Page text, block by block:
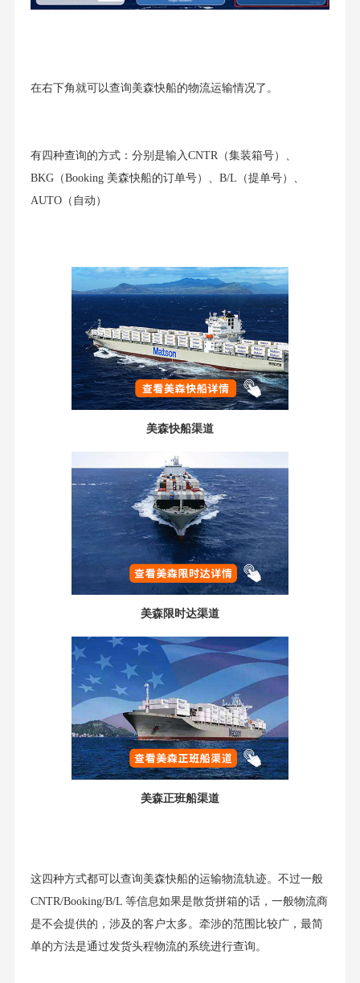
在右下角就可以查询美森快船的物流运输情况了。
有四种查询的方式：分别是输入CNTR（集装箱号）、
BKG（Booking 美森快船的订单号）、B/L（提单号）、
AUTO（自动）
美森快船渠道
美森限时达渠道
美森正班船渠道
这四种方式都可以查询美森快船的运输物流轨迹。不过一般
CNTR/Booking/B/L 等信息如果是散货拼箱的话，一般物流商
是不会提供的，涉及的客户太多。牵涉的范围比较广，最简
单的方法是通过发货头程物流的系统进行查询。